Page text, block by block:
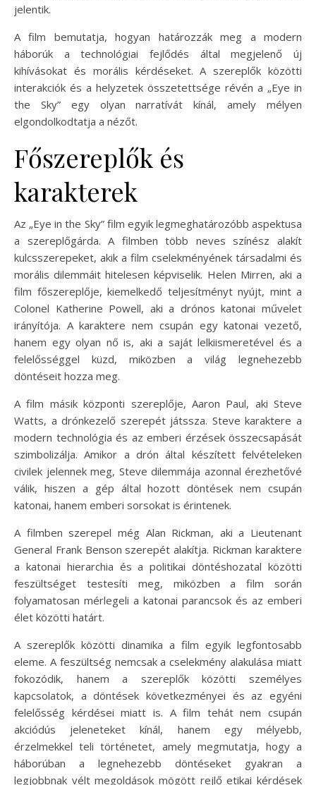
jelentik.
A film bemutatja, hogyan határozzák meg a modern
háborúk a technológiai fejlődés által megjelenő új
kihívásokat és morális kérdéseket. A szereplők közötti
interakciók és a helyzetek összetettsége révén a „Eye in
the Sky” egy olyan narratívát kínál, amely mélyen
elgondolkodtatja a nézőt.
Főszereplők és
karakterek
Az „Eye in the Sky” film egyik legmeghatározóbb aspektusa
a szereplőgárda. A filmben több neves színész alakít
kulcsszerepeket, akik a film cselekményének társadalmi és
morális dilemmáit hitelesen képviselik. Helen Mirren, aki a
film főszereplője, kiemelkedő teljesítményt nyújt, mint a
Colonel Katherine Powell, aki a drónos katonai művelet
irányítója. A karaktere nem csupán egy katonai vezető,
hanem egy olyan nő is, aki a saját lelkiismeretével és a
felelősséggel küzd, miközben a világ legnehezebb
döntéseit hozza meg.
A film másik központi szereplője, Aaron Paul, aki Steve
Watts, a drónkezelő szerepét játssza. Steve karaktere a
modern technológia és az emberi érzések összecsapását
szimbolizálja. Amikor a drón által készített felvételeken
civilek jelennek meg, Steve dilemmája azonnal érezhetővé
válik, hiszen a gép által hozott döntések nem csupán
katonai, hanem emberi sorsokat is érintenek.
A filmben szerepel még Alan Rickman, aki a Lieutenant
General Frank Benson szerepét alakítja. Rickman karaktere
a katonai hierarchia és a politikai döntéshozatal közötti
feszültséget testesíti meg, miközben a film során
folyamatosan mérlegeli a katonai parancsok és az emberi
élet közötti határt.
A szereplők közötti dinamika a film egyik legfontosabb
eleme. A feszültség nemcsak a cselekmény alakulása miatt
fokozódik, hanem a szereplők közötti személyes
kapcsolatok, a döntések következményei és az egyéni
felelősség kérdései miatt is. A film tehát nem csupán
akciódús jeleneteket kínál, hanem egy mélyebb,
érzelmekkel teli történetet, amely megmutatja, hogy a
háborúban a legnehezebb döntéseket gyakran a
legjobbnak vélt megoldások mögött rejlő etikai kérdések